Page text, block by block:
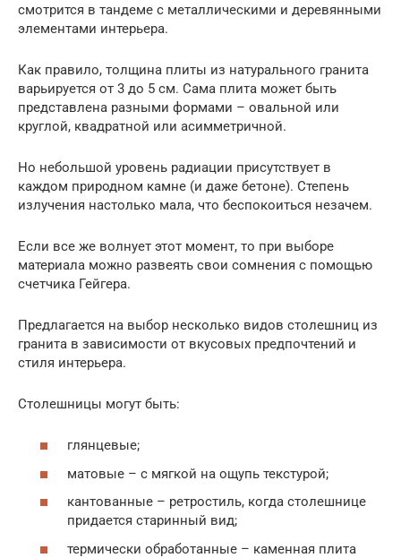
смотрится в тандеме с металлическими и деревянными
элементами интерьера.
Как правило, толщина плиты из натурального гранита
варьируется от 3 до 5 см. Сама плита может быть
представлена разными формами – овальной или
круглой, квадратной или асимметричной.
Но небольшой уровень радиации присутствует в
каждом природном камне (и даже бетоне). Степень
излучения настолько мала, что беспокоиться незачем.
Если все же волнует этот момент, то при выборе
материала можно развеять свои сомнения с помощью
счетчика Гейгера.
Предлагается на выбор несколько видов столешниц из
гранита в зависимости от вкусовых предпочтений и
стиля интерьера.
Столешницы могут быть:
глянцевые;
матовые – с мягкой на ощупь текстурой;
кантованные – ретростиль, когда столешнице
придается старинный вид;
термически обработанные – каменная плита